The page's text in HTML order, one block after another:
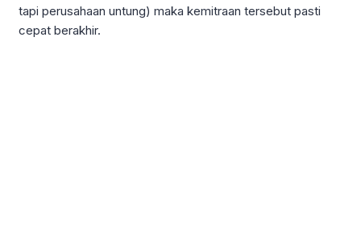
tapi perusahaan untung) maka kemitraan tersebut pasti
cepat berakhir.